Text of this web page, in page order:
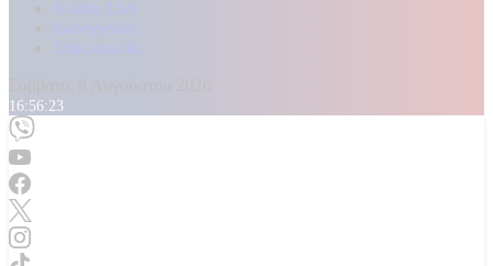
Kontra Live
Καταγγελίες
Επικοινωνία
16:56:24